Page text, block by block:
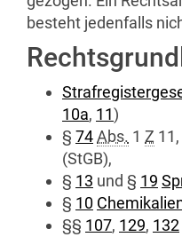
besteht jedenfalls
10a, 11)
§ 74Abs. 1 Z 11,
(StGB),
§ 13 und § 19
§ 10
§§ 107, 129, 132